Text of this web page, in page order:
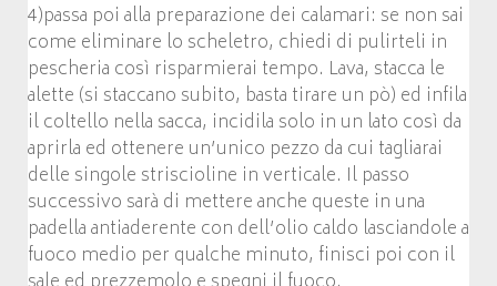
4)passa poi alla preparazione dei calamari: se non sai
come eliminare lo scheletro, chiedi di pulirteli in
pescheria così risparmierai tempo. Lava, stacca le
alette (si staccano subito, basta tirare un pò) ed infila
il coltello nella sacca, incidila solo in un lato così da
aprirla ed ottenere un’unico pezzo da cui tagliarai
delle singole striscioline in verticale. Il passo
successivo sarà di mettere anche queste in una
padella antiaderente con dell’olio caldo lasciandole a
fuoco medio per qualche minuto, finisci poi con il